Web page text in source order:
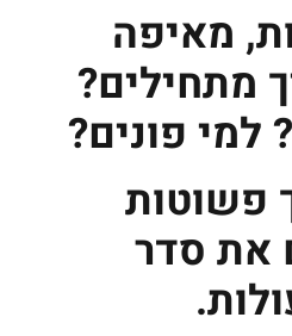
מאיפה
מתחילים?
למי פונים?
פשוטות
את סדר